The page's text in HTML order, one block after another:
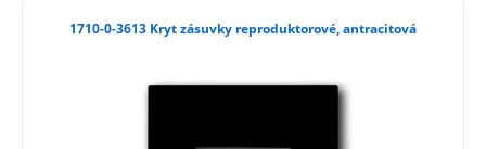
1710-0-3613 Kryt zásuvky reproduktorové, antracitová